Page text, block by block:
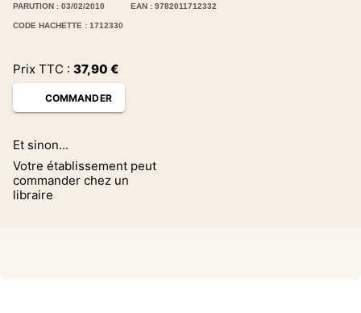
PARUTION : 03/02/2010 EAN : 9782011712332
CODE HACHETTE : 1712330
Prix TTC : 37,90 €
COMMANDER
Et sinon...
Votre établissement peut
commander chez un
libraire